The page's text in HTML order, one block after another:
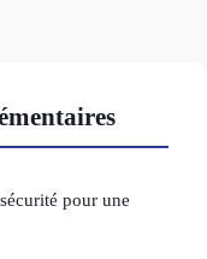
pour une